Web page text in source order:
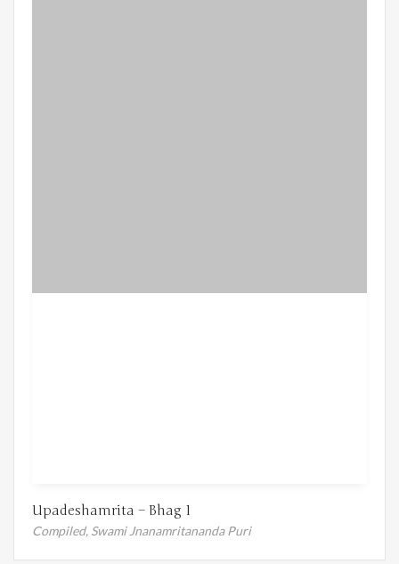
Upadeshamrita – Bhag 1
Compiled, Swami Jnanamritananda Puri